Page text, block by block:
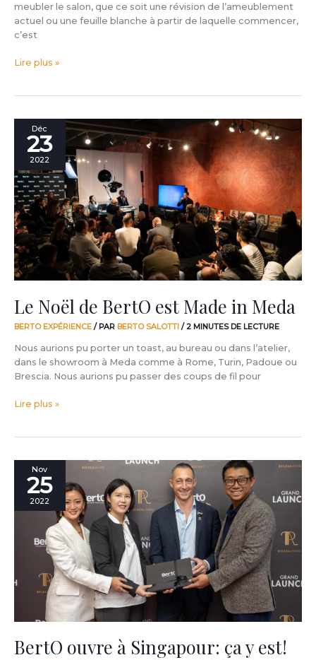
meubler le salon, que ce soit une révision de l’ameublement
actuel ou une feuille blanche à partir de laquelle commencer,
c’est
Lire plus »
Déc
23
2022
Le Noël de BertO est Made in Meda
BERTO EXPÉRIENCE / PAR BERTO SALOTTI /2 MINUTES DE LECTURE
Nous aurions pu porter un toast, au bureau ou dans l’atelier,
dans le showroom à Meda comme à Rome, Turin, Padoue ou
Brescia. Nous aurions pu passer des coups de fil pour
Noël
est
Made
in
Meda
Lire plus »
Nov
25
2022
BertO ouvre à Singapour: ça y est!
BertO
ouvre